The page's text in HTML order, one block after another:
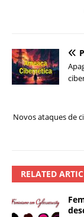
Novos ataques de
RELATED